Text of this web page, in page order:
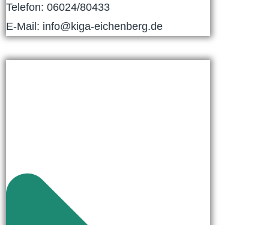
Telefon: 06024/80433
E-Mail: info@kiga-eichenberg.de